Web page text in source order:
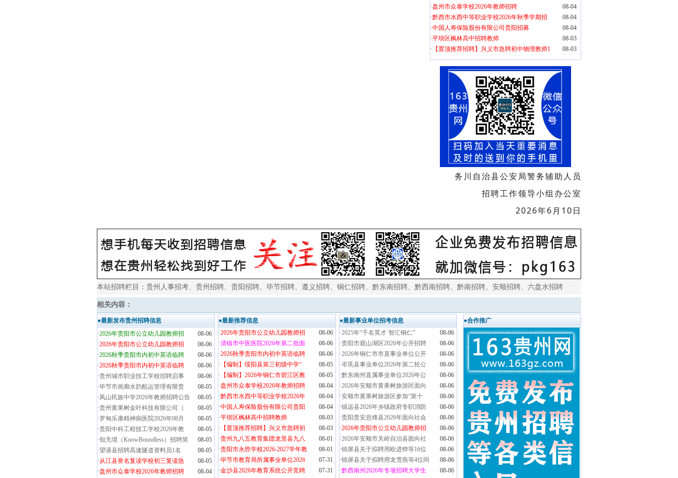
·盘州市众泰学校2026年教师招聘
08-04
·黔西市水西中等职业学校2026年秋季学期招
08-04
·中国人寿保险股份有限公司贵阳招募
08-04
·平坝区枫林高中招聘教师
08-03
· 【置顶推荐招聘】兴义市急聘初中物理教师1 08-03
务川自治县公安局警务辅助人员
招聘工作领导小组办公室
2026年6月10日
本站招聘栏目： 贵州人事招考、 贵州招聘、 贵阳招聘、 毕节招聘、 遵义招聘、 铜仁招聘、 黔东南招聘、 黔西南招聘、 黔南招聘、 安顺招聘、 六盘水招聘
相关内容：
●最新发布贵州招聘信息
·2026年贵阳市公立幼儿园教师招
08-06
·2026年贵阳市公立幼儿园教师招
08-06
·2026秋季贵阳市内初中英语临聘
08-06
·2026秋季贵阳市内初中英语临聘
08-06
·贵州城市职业技工学校招聘启事
08-06
·毕节市画廊水韵航运管理有限责
08-05
·凤山民族中学2026年教师招聘公告
08-05
·贵州黄果树金叶科技有限公司（
08-05
·罗甸乐康精神病医院2026年08月
08-05
·贵阳中科工程技工学校2026年教
08-05
·知无境（KnowBoundless）招聘简
08-05
·望谟县招聘高速隧道资料员1名
08-05
·从江县誉名复读学校初三复读急
08-05
·盘州市众泰学校2026年教师招聘 08-04
●最新推荐信息
·2026年贵阳市公立幼儿园教师招
08-06
·清镇市中医医院2026年第二批面
08-06
·2026秋季贵阳市内初中英语临聘
08-06
· 【编制】绥阳县第三初级中学“
08-05
· 【编制】2026年铜仁市碧江区教
08-05
·盘州市众泰学校2026年教师招聘
08-04
·黔西市水西中等职业学校2026年
08-04
·中国人寿保险股份有限公司贵阳
08-04
·平坝区枫林高中招聘教师
08-03
· 【置顶推荐招聘】兴义市急聘初
08-03
·贵州九八五教育集团龙里县九八
08-01
·贵阳市永胜学校2026-2027学年教
08-01
·毕节市教育局所属事业单位2026
07-31
·金沙县2026年教育系统公开竞聘
07-31
●最新事业单位招考信息
·2025年“千名英才·智汇铜仁”
08-06
·贵阳市观山湖区2026年公开招聘
08-06
·2026年铜仁市市直事业单位公开
08-06
·岑巩县事业单位2026年第二轮公
08-06
·黔东南州直属事业单位2026年公
08-06
·2026年安顺市黄果树旅游区面向
08-06
·安顺市黄果树旅游区参加“第十
08-06
·镇远县2026年乡镇政府专职消防
08-06
·贵阳贵安息烽县2026年面向社会
08-06
·2026年贵阳市公立幼儿园教师招
08-06
·2026年安顺市关岭自治县面向社
08-06
·锦屏县关于拟聘用欧进铧等16位
08-06
·锦屏县关于拟聘用龙雪燕等4位同
08-06
·黔西南州2026年专项招聘大学生
08-06
●合作推广